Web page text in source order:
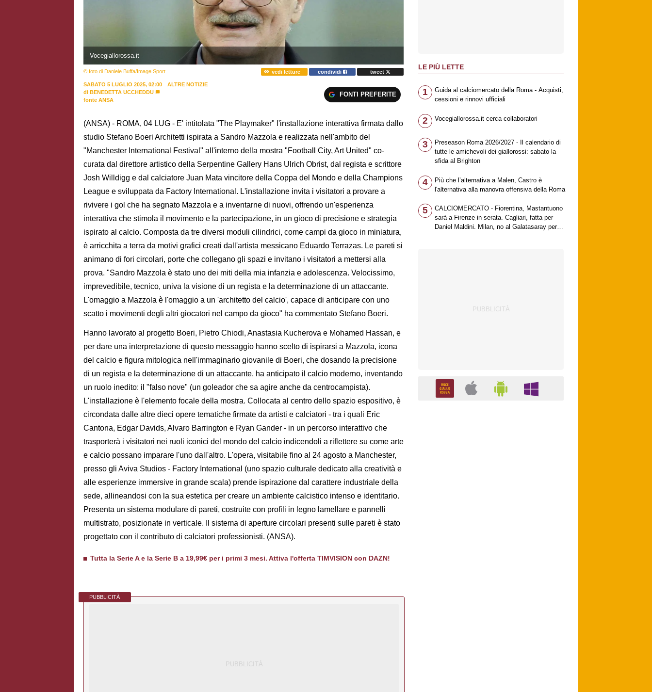
Vocegiallorossa.it
© foto di Daniele Buffa/Image Sport vedi letture condividi tweet
SABATO 5 LUGLIO 2025, 02:00
ALTRE NOTIZIE
di BENEDETTA UCCHEDDU
fonte ANSA
FONTI PREFERITE
(ANSA) - ROMA, 04 LUG - E' intitolata "The Playmaker" l'installazione interattiva firmata dallo
studio Stefano Boeri Architetti ispirata a Sandro Mazzola e realizzata nell'ambito del
"Manchester International Festival" all'interno della mostra "Football City, Art United" co-
curata dal direttore artistico della Serpentine Gallery Hans Ulrich Obrist, dal regista e scrittore
Josh Willdigg e dal calciatore Juan Mata vincitore della Coppa del Mondo e della Champions
League e sviluppata da Factory International. L'installazione invita i visitatori a provare a
rivivere i gol che ha segnato Mazzola e a inventarne di nuovi, offrendo un'esperienza
interattiva che stimola il movimento e la partecipazione, in un gioco di precisione e strategia
ispirato al calcio. Composta da tre diversi moduli cilindrici, come campi da gioco in miniatura,
è arricchita a terra da motivi grafici creati dall'artista messicano Eduardo Terrazas. Le pareti si
animano di fori circolari, porte che collegano gli spazi e invitano i visitatori a mettersi alla
prova. "Sandro Mazzola è stato uno dei miti della mia infanzia e adolescenza. Velocissimo,
imprevedibile, tecnico, univa la visione di un regista e la determinazione di un attaccante.
L'omaggio a Mazzola è l'omaggio a un 'architetto del calcio', capace di anticipare con uno
scatto i movimenti degli altri giocatori nel campo da gioco" ha commentato Stefano Boeri.
Hanno lavorato al progetto Boeri, Pietro Chiodi, Anastasia Kucherova e Mohamed Hassan, e
per dare una interpretazione di questo messaggio hanno scelto di ispirarsi a Mazzola, icona
del calcio e figura mitologica nell'immaginario giovanile di Boeri, che dosando la precisione
di un regista e la determinazione di un attaccante, ha anticipato il calcio moderno, inventando
un ruolo inedito: il "falso nove" (un goleador che sa agire anche da centrocampista).
L'installazione è l'elemento focale della mostra. Collocata al centro dello spazio espositivo, è
circondata dalle altre dieci opere tematiche firmate da artisti e calciatori - tra i quali Eric
Cantona, Edgar Davids, Alvaro Barrington e Ryan Gander - in un percorso interattivo che
trasporterà i visitatori nei ruoli iconici del mondo del calcio indicendoli a riflettere su come arte
e calcio possano imparare l'uno dall'altro. L'opera, visitabile fino al 24 agosto a Manchester,
presso gli Aviva Studios - Factory International (uno spazio culturale dedicato alla creatività e
alle esperienze immersive in grande scala) prende ispirazione dal carattere industriale della
sede, allineandosi con la sua estetica per creare un ambiente calcistico intenso e identitario.
Presenta un sistema modulare di pareti, costruite con profili in legno lamellare e pannelli
multistrato, posizionate in verticale. Il sistema di aperture circolari presenti sulle pareti è stato
progettato con il contributo di calciatori professionisti. (ANSA).
Tutta la Serie A e la Serie B a 19,99€ per i primi 3 mesi. Attiva l'offerta TIMVISION con DAZN!
PUBBLICITÀ
LE PIÙ LETTE
1
Guida al calciomercato della Roma - Acquisti,
cessioni e rinnovi ufficiali
2 Vocegiallorossa.it cerca collaboratori
3
Preseason Roma 2026/2027 - Il calendario di
tutte le amichevoli dei giallorossi: sabato la
sfida al Brighton
4
Più che l’alternativa a Malen, Castro è
l'alternativa alla manovra offensiva della Roma
5
CALCIOMERCATO - Fiorentina, Mastantuono
sarà a Firenze in serata. Cagliari, fatta per
Daniel Maldini. Milan, no al Galatasaray per